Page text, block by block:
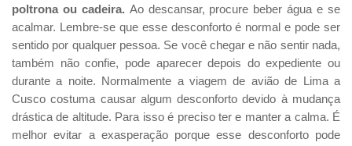
poltrona ou cadeira. Ao descansar, procure beber água e se
acalmar. Lembre-se que esse desconforto é normal e pode ser
sentido por qualquer pessoa. Se você chegar e não sentir nada,
também não confie, pode aparecer depois do expediente ou
durante a noite. Normalmente a viagem de avião de Lima a
Cusco costuma causar algum desconforto devido à mudança
drástica de altitude. Para isso é preciso ter e manter a calma. É
melhor evitar a exasperação porque esse desconforto pode